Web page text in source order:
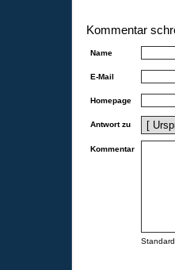
Kommentar
Name
E-Mail
Homepage
Antwort zu
Kommentar